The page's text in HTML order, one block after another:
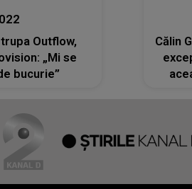
Outflow,
„Mi se
bucurie”
Călin